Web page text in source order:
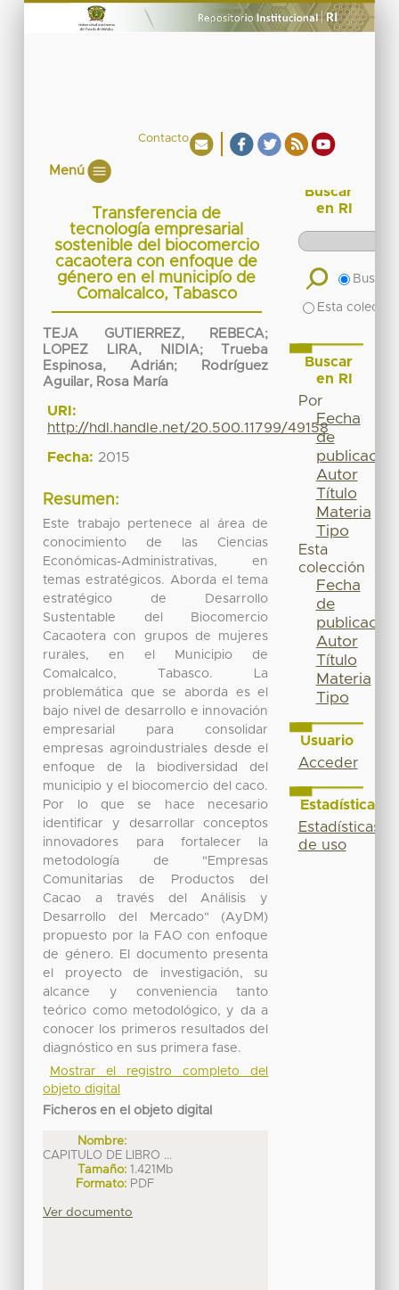
Contacto
Menú
Transferencia de
tecnología empresarial
sostenible del biocomercio
cacaotera con enfoque de
género en el municipío de
Comalcalco, Tabasco
TEJA GUTIERREZ, REBECA;
LOPEZ LIRA, NIDIA;
Trueba
Espinosa, Adrián;
Rodríguez
Aguilar, Rosa María
URI:
http://hdl.handle.net/20.500.11799/49158
Fecha: 2015
Resumen:
Este trabajo pertenece al área de
conocimiento de las Ciencias
Económicas-Administrativas, en
temas estratégicos. Aborda el tema
estratégico de Desarrollo
Sustentable del Biocomercio
Cacaotera con grupos de mujeres
rurales, en el Municipio de
Comalcalco, Tabasco. La
problemática que se aborda es el
bajo nivel de desarrollo e innovación
empresarial para consolidar
empresas agroindustriales desde el
enfoque de la biodiversidad del
municipio y el biocomercio del caco.
Por lo que se hace necesario
identificar y desarrollar conceptos
innovadores para fortalecer la
metodología de "Empresas
Comunitarias de Productos del
Cacao a través del Análisis y
Desarrollo del Mercado" (AyDM)
propuesto por la FAO con enfoque
de género. El documento presenta
el proyecto de investigación, su
alcance y conveniencia tanto
teórico como metodológico, y da a
conocer los primeros resultados del
diagnóstico en sus primera fase.
Mostrar el registro completo del
objeto digital
Ficheros en el objeto digital
Nombre:
CAPITULO DE LIBRO ...
Tamaño: 1.421Mb
Formato: PDF
Ver documento
Buscar
en RI
Buscar
Esta
Buscar
en RI
Por
Fecha
de
publicación
Autor
Título
Materia
Tipo
Esta
colección
Fecha
de
publicación
Autor
Título
Materia
Tipo
Usuario
Acceder
Estadísticas
Estadísticas
de uso